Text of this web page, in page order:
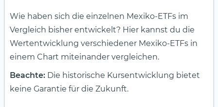
Wie haben sich die einzelnen Mexiko-ETFs im
Vergleich bisher entwickelt? Hier kannst du die
Wertentwicklung verschiedener Mexiko-ETFs in
einem Chart miteinander vergleichen.
Beachte: Die historische Kursentwicklung bietet
keine Garantie für die Zukunft.